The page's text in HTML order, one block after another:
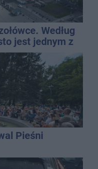
Według
jest jednym z
upały
Pieśni